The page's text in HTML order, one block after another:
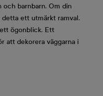
och barnbarn. Om din
ett utmärkt ramval.
ögonblick. Ett
att dekorera väggarna i